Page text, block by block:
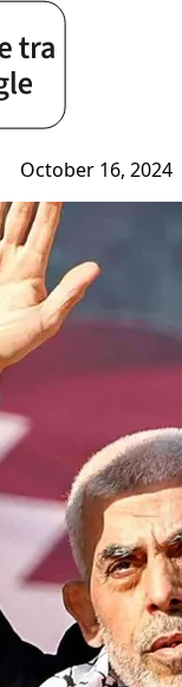
October 16, 2024